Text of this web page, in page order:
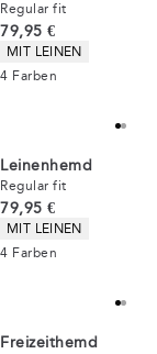
Regular fit
Preis
79,95 €
MIT LEINEN
4 Farben
Leinenhemd
Regular fit
Preis
79,95 €
MIT LEINEN
4 Farben
Freizeithemd